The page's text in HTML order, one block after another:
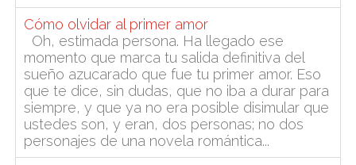
Cómo olvidar al primer amor
Oh, estimada persona. Ha llegado ese
momento que marca tu salida definitiva del
sueño azucarado que fue tu primer amor. Eso
que te dice, sin dudas, que no iba a durar para
siempre, y que ya no era posible disimular que
ustedes son, y eran, dos personas; no dos
personajes de una novela romántica...